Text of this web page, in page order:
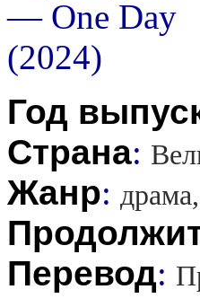
Год
Страна:
Жанр:
Перевод: